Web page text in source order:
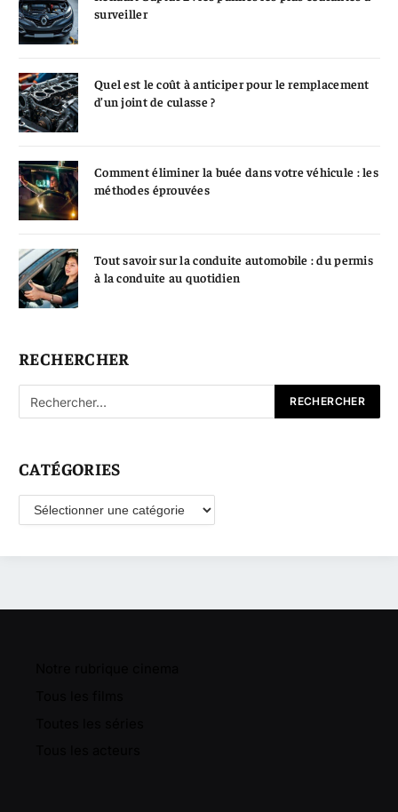
surveiller
Quel est le coût à anticiper pour le remplacement
d’un joint de culasse ?
Comment éliminer la buée dans votre véhicule : les
méthodes éprouvées
Tout savoir sur la conduite automobile : du permis
à la conduite au quotidien
RECHERCHER
CATÉGORIES
Catégories